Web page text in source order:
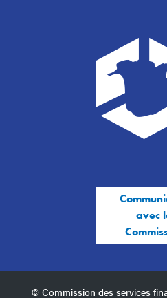
avec
© Commission des services